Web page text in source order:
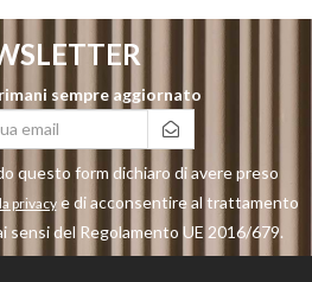
sempre aggiornato
questo form dichiaro di avere preso
privacye di acconsentire al trattamento
sensi del Regolamento UE 2016/679.